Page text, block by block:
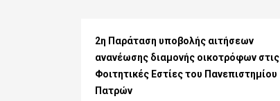
2η Παράταση υποβολής αιτήσεων
ανανέωσης διαμονής οικοτρόφων στις
Φοιτητικές Εστίες του Πανεπιστημίου
Πατρών